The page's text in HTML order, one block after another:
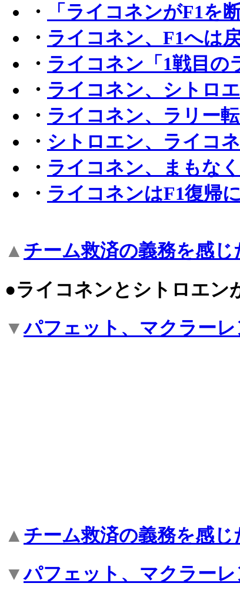
・
「ライコネンがF1を
・ ライコネン、F1へは
・ ライコネン「1戦目の
・ ライコネン、シトロ
・ ライコネン、ラリー
・ シトロエン、ライコ
・ ライコネン、まもな
・ ライコネンはF1復帰
▲ チーム救済の義務を感
●ライコネンとシトロエン
▼パフェット、マクラー
▲ チーム救済の義務を感
▼パフェット、マクラー